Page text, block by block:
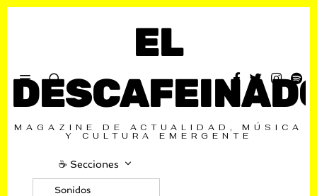
EL
MAGAZINE DE ACTUALIDAD, MÚSICA
Y CULTURA EMERGENTE
☕️ Secciones
Sonidos